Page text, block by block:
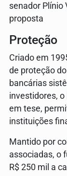
senador Plínio
proposta
Proteção
Criado em
de proteção
bancárias
investidores, o
em tese,
instituições
Mantido por
associadas, o
R$ 250 mil a